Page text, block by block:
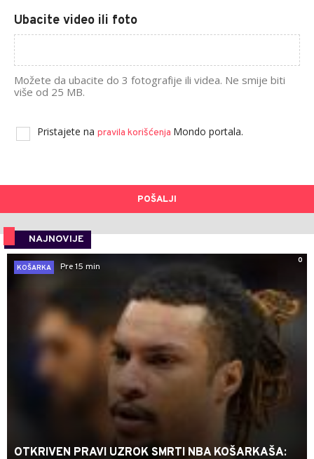
Ubacite video ili foto
Možete da ubacite do 3 fotografije ili videa. Ne smije biti
više od 25 MB.
Pristajete na pravila korišćenja Mondo portala.
POŠALJI
NAJNOVIJE
0
KOŠARKA
Pre 15 min
OTKRIVEN PRAVI UZROK SMRTI NBA KOŠARKAŠA: